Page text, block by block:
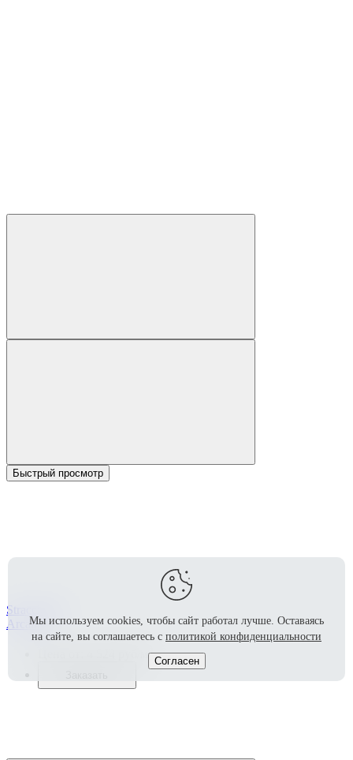
Быстрый просмотр
Stracciatella
Arcana
2
Мы используем cookies, чтобы сайт работал лучше. Оставаясь
на сайте, вы соглашаетесь с политикой конфиденциальности
Согласен